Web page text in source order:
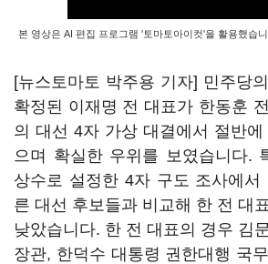
본 영상은 AI 편집 프로그램 '토마토아이컷'을 활용했습니
[뉴스토마토 박주용 기자] 민주당
확정된 이재명 전 대표가 한동훈
의 대선 4자 가상 대결에서 절반
으며 확실한 우위를 보였습니다.
상수로 설정한 4자 구도 조사에
른 대선 후보들과 비교해 한 전 대
낮았습니다. 한 전 대표의 경우 김
장관, 한덕수 대통령 권한대행 국